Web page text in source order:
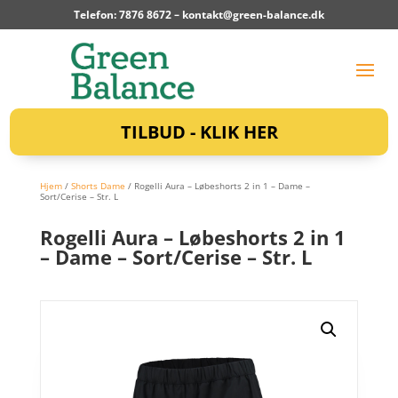
Telefon: 7876 8672 – kontakt@green-balance.dk
TILBUD - KLIK HER
Hjem/ Shorts Dame / Rogelli Aura – Løbeshorts 2 in 1 – Dame –
Sort/Cerise – Str. L
Rogelli Aura – Løbeshorts 2 in 1
– Dame – Sort/Cerise – Str. L